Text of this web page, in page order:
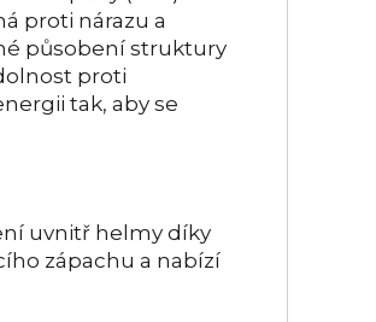
proti nárazu a
působení struktury
proti
tak, aby se
uvnitř helmy díky
zápachu a nabízí